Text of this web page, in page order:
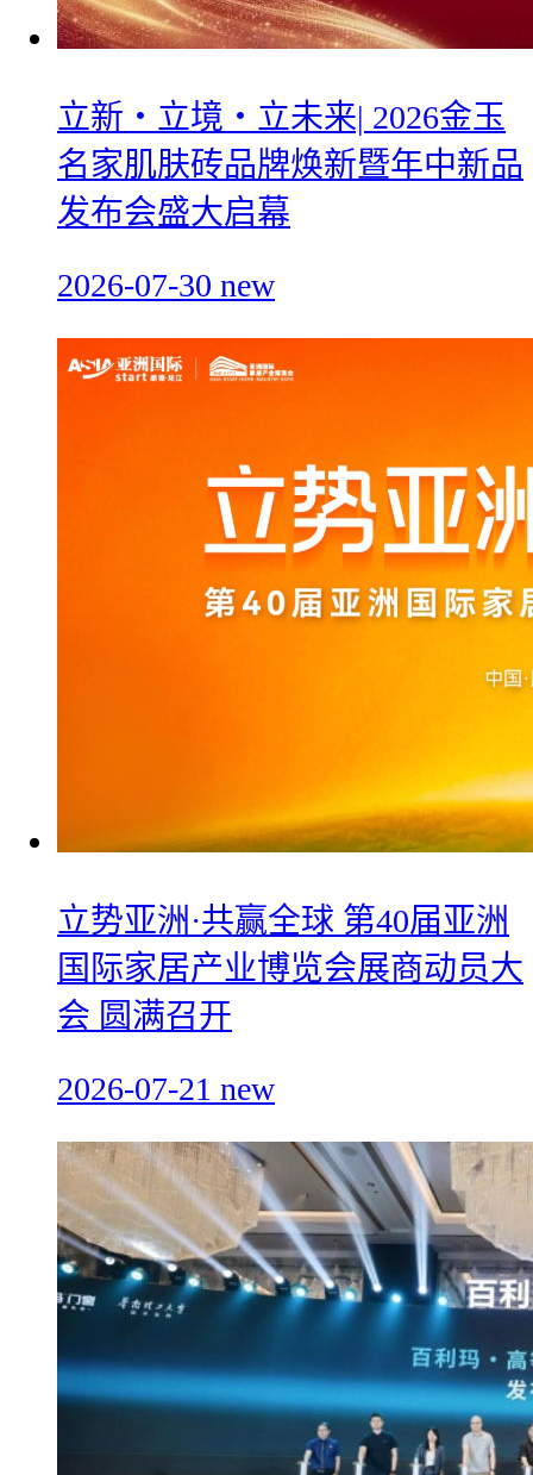
立新・立境・立未来| 2026金玉
名家肌肤砖品牌焕新暨年中新品
发布会盛大启幕
2026-07-30 new
立势亚洲·共赢全球 第40届亚洲
国际家居产业博览会展商动员大
会 圆满召开
2026-07-21 new